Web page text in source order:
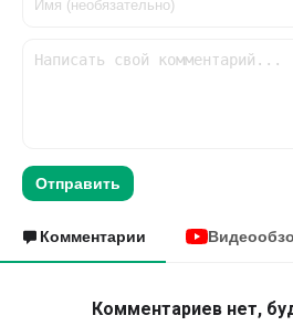
Отправить
Комментарии
Комментариев нет,